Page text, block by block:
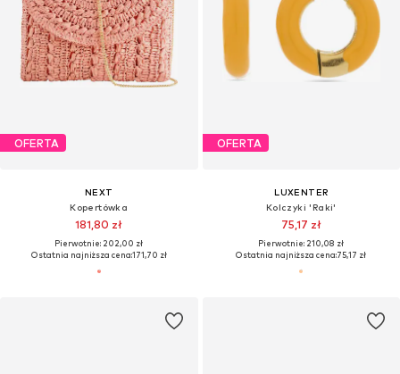
OFERTA
NEXT
Kopertówka
181,80 zł
Pierwotnie: 202,00 zł
Ostatnia najniższa cena:171,70 zł
OFERTA
LUXENTER
Kolczyki 'Raki'
75,17 zł
Pierwotnie: 210,08 zł
Ostatnia najniższa cena:75,17 zł